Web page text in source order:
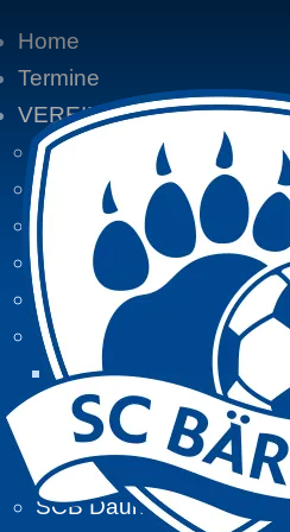
Home
Termine
VEREIN
Vereinsgeschichte
Vereinsaktivitäten
Aktuelle Mitglieder:
Mitglieder von A - Z
Zeitungsberichte
BIKETOUREN
Tourdaten 2016
Tourdaten 2015
Tourdaten 2014
SCB Daune unterwegs...